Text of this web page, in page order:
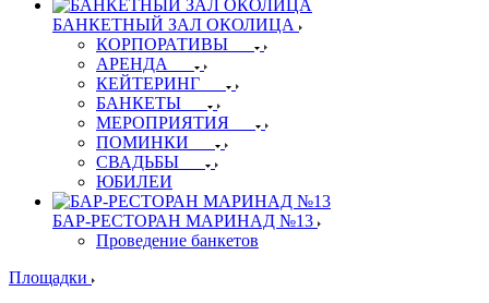
БАНКЕТНЫЙ ЗАЛ ОКОЛИЦА
КОРПОРАТИВЫ
АРЕНДА
КЕЙТЕРИНГ
БАНКЕТЫ
МЕРОПРИЯТИЯ
ПОМИНКИ
СВАДЬБЫ
ЮБИЛЕИ
БАР-РЕСТОРАН МАРИНАД №13
Проведение банкетов
Площадки